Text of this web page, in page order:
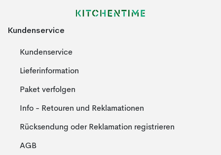
Kundenservice
Kundenservice
Lieferinformation
Paket verfolgen
Info - Retouren und Reklamationen
Rücksendung oder Reklamation registrieren
AGB